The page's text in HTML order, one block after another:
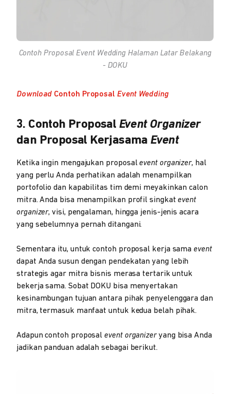
Contoh ProposalEvent WeddingHalaman Latar Belakang
- DOKU
Download Contoh ProposalEvent Wedding
3. Contoh Proposal Event Organizer
dan Proposal KerjasamaEvent
Ketika ingin mengajukan proposalevent organizer, hal
yang perlu Anda perhatikan adalah menampilkan
portofolio dan kapabilitas tim demi meyakinkan calon
mitra. Anda bisa menampilkan profil singkatevent
organizer, visi, pengalaman, hingga jenis-jenis acara
yang sebelumnya pernah ditangani.
Sementara itu, untuk contoh proposal kerja samaevent
dapat Anda susun dengan pendekatan yang lebih
strategis agar mitra bisnis merasa tertarik untuk
bekerja sama. Sobat DOKU bisa menyertakan
kesinambungan tujuan antara pihak penyelenggara dan
mitra, termasuk manfaat untuk kedua belah pihak.
Adapun contoh proposalevent organizeryang bisa Anda
jadikan panduan adalah sebagai berikut.